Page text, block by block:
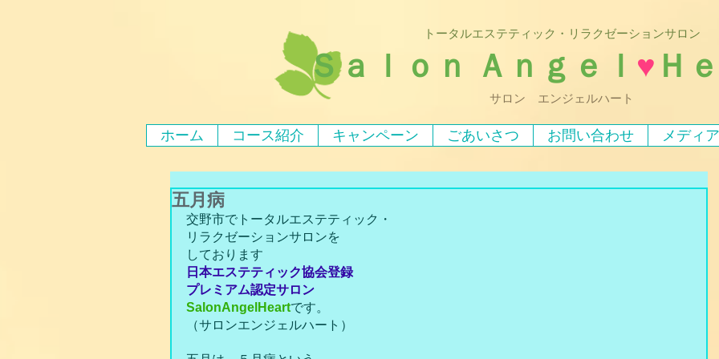
トータルエステティック・リラクゼーションサロン
Ｓａｌｏｎ Ａｎｇｅｌ ♥ Ｈ
サロン エンジェルハート
ホーム コース紹介 キャンペーン ごあいさつ お問い合わせ メディ
五月病
交野市でトータルエステティック・
リラクゼーションサロンを
しております
日本エステティック協会登録
プレミアム認定サロン
SalonAngelHeartです。
（サロンエンジェルハート）